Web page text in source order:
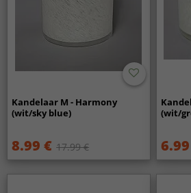
Kandelaar M - Harmony
(wit/sky blue)
8.99 € 17.99 €
(wit/